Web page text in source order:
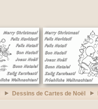
Dessins de Cartes de Noël